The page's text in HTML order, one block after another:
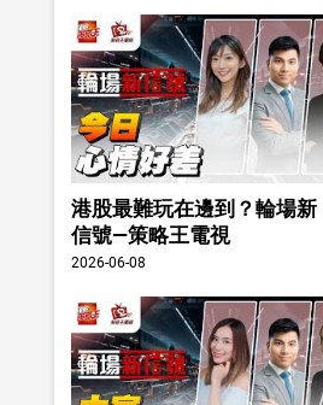
港股最難玩在邊到？輪場新
信號—策略王電視
2026-06-08